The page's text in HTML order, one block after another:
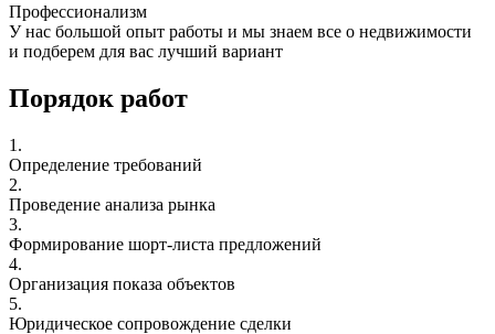
Профессионализм
У нас большой опыт работы и мы знаем все о недвижимости
и подберем для вас лучший вариант
Порядок работ
1.
Определение требований
2.
Проведение анализа рынка
3.
Формирование шорт-листа предложений
4.
Организация показа объектов
5.
Юридическое сопровождение сделки